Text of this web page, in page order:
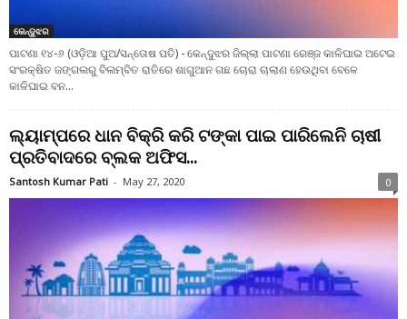
କେନ୍ଦୁଝର
ପାଟଣା ୧୪-୬ (ଓଡ଼ିଆ ପୁଅ/ସନ୍ତୋଷ ପତି) - କେନ୍ଦୁଝର ଜିଲ୍ଲା ପାଟଣା ରେଞ୍ଜ କାଳିଘାଇ ଅଟେଇ
ସଂରକ୍ଷିତ ଜଙ୍ଗଲରୁ ବିଲମ୍ବିତ ରାତିରେ ଶାଗୁଆନ ଗଛ ଚୋରା ଚାଲାଣ ହେଉଥିବା ବେଳେ
କାଳିଘାଇ ବନ...
ଲ୍ୟାମ୍ପରେ ଧାନ ବିକ୍ରି କରି ଟଙ୍କା ପାଇ ପାରିଲେନି ଚାଷୀ
ପ୍ରତିବାଦରେ ବ୍ଲକ ଅଫିସ...
Santosh Kumar Pati - May 27, 2020 0